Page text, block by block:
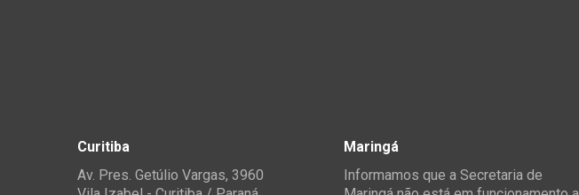
Curitiba
Av. Pres. Getúlio Vargas, 3960
Maringá
Informamos que a Secretaria de